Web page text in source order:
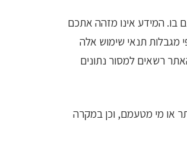
בו. המידע אינו מזהה אתכם
מגבלות תנאי שימוש אלה
רשאים למסור נתונים
או מי מטעמם, וכן במקרה